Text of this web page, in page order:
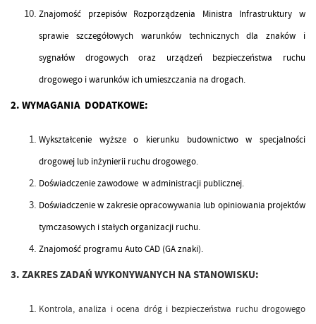
Znajomość przepisów Rozporządzenia Ministra Infrastruktury w
sprawie szczegółowych warunków technicznych dla znaków i
sygnałów drogowych oraz urządzeń bezpieczeństwa ruchu
drogowego i warunków ich umieszczania na drogach.
2. WYMAGANIA DODATKOWE:
Wykształcenie wyższe o kierunku budownictwo w specjalności
drogowej lub inżynierii ruchu drogowego.
Doświadczenie zawodowe w administracji publicznej.
Doświadczenie w zakresie opracowywania lub opiniowania projektów
tymczasowych i stałych organizacji ruchu.
Znajomość programu Auto CAD (GA znaki).
3. ZAKRES ZADAŃ WYKONYWANYCH NA STANOWISKU:
Kontrola, analiza i ocena dróg i bezpieczeństwa ruchu drogowego